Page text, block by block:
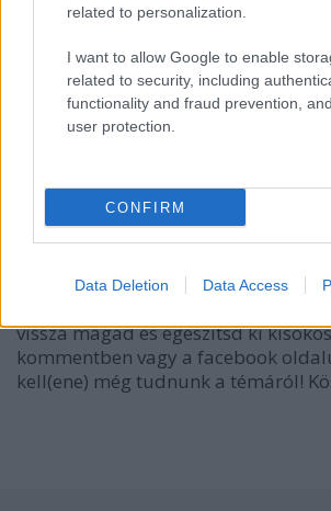
related to personalization.
I want to allow Google to enable
related to security, including
functionality and fraud prevention,
user protection.
CONFIRM
Data Deletion Data Access
Ha úgy érzed, picit jobban képbe
mókushálás lennék, ha nyomnál
megosztanád a cikket, hogy mások
vissza magad és egészítsd ki
kommentben vagy a facebook
kell(ene) még tudnunk a témáról!